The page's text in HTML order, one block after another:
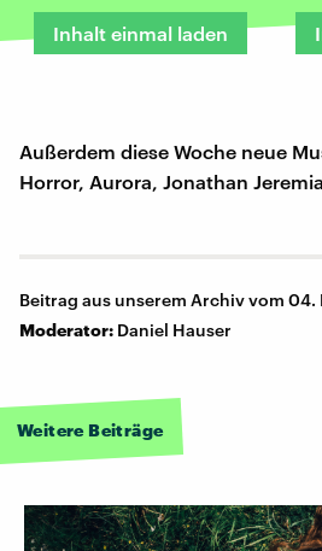
Inhalt einmal laden
Außerdem diese Woche neue
Horror, Aurora, Jonathan
Beitrag aus unserem Archiv vom 04.
Moderator: Daniel Hauser
Weitere Beiträge